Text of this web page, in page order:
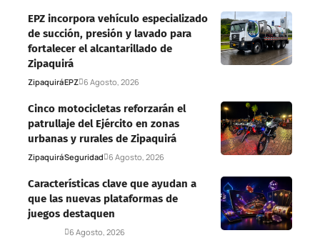
EPZ incorpora vehículo especializado
de succión, presión y lavado para
fortalecer el alcantarillado de
Zipaquirá
ZipaquiráEPZ 6 Agosto, 2026
Cinco motocicletas reforzarán el
patrullaje del Ejército en zonas
urbanas y rurales de Zipaquirá
ZipaquiráSeguridad 6 Agosto, 2026
Características clave que ayudan a
que las nuevas plataformas de
juegos destaquen
6 Agosto, 2026